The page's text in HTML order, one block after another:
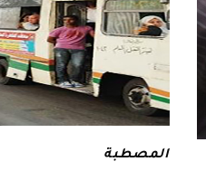
المصطبة